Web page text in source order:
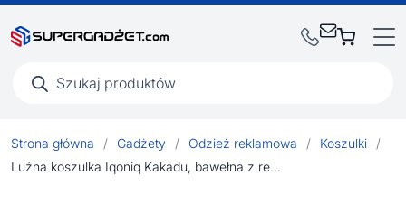
produktów
Strona główna / Gadżety / Odzież reklamowa / Koszulki
/
Luźna koszulka Iqoniq Kakadu, bawełna z recyklingu